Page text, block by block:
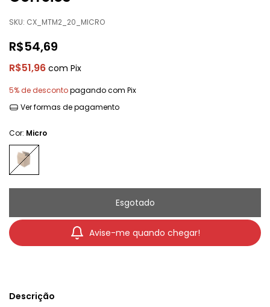
SKU: CX_MTM2_20_MICRO
R$54,69
R$51,96 com Pix
5% de descontopagando com Pix
Ver formas de pagamento
Cor: Micro
Avise-me quando chegar!
Descrição